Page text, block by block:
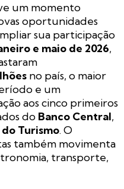
um momento
oportunidades
sua participação
e maio de 2026,
no país, o maior
e um
aos cinco primeiros
do Banco Central,
Turismo. O
também movimenta
transporte,